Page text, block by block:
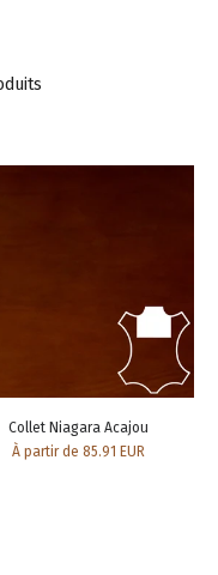
Collet Niagara Acajou
À partir de 85.91 EUR